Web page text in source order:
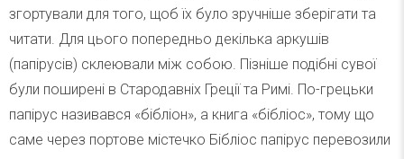
згортували для того, щоб їх було зручніше зберігати та
читати. Для цього попередньо декілька аркушів
(папірусів) склеювали між собою. Пізніше подібні сувої
були поширені в Стародавніх Греції та Римі. По-грецьки
папірус називався «бібліон», а книга «бібліос», тому що
саме через портове містечко Бібліос папірус перевозили